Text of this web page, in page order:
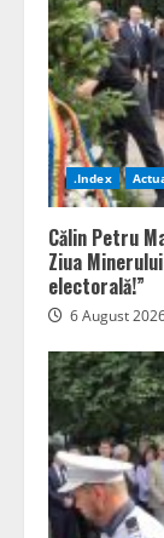
.Index
Călin Petru
Ziua
electorală!”
6 August